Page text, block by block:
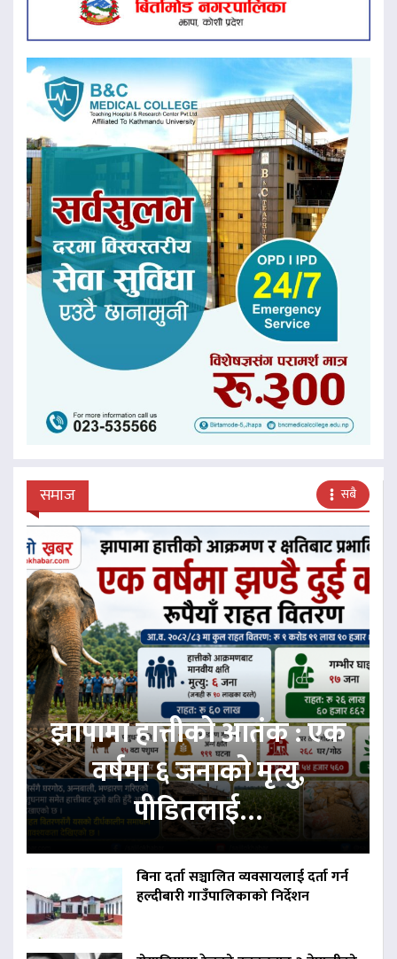
समाज सबै
झापामा हात्तीको आतंक : एक
वर्षमा ६ जनाको मृत्यु,
पीडितलाई…
बिना दर्ता सञ्चालित व्यवसायलाई दर्ता गर्न
हल्दीबारी गाउँपालिकाको निर्देशन